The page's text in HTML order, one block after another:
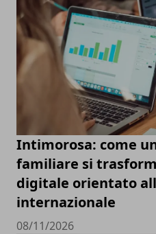
Intimorosa: come
familiare si
digitale orientato
internazionale
08/11/2026